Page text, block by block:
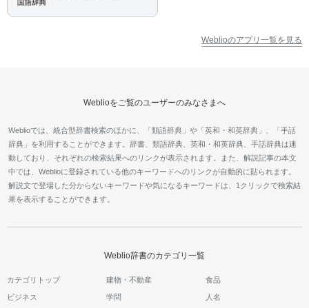
Weblioのアプリ一覧を見る
Weblioをご覧のユーザーのみなさまへ
Weblioでは、統合型辞書検索のほかに、「類語辞典」や「英和・和英辞典」、「手話
辞典」を利用することができます。辞書、類語辞典、英和・和英辞典、手話辞典は連
動しており、それぞれの検索結果へのリンクが表示されます。また、解説記事の本文
中では、Weblioに登録されている他のキーワードへのリンクが自動的に貼られます。
解説文で登場した分からないキーワードや気になるキーワードは、1クリックで検索結
果を表示することができます。
Weblio辞書のカテゴリ一覧
カテゴリトップ 建物・不動産 食品
ビジネス 学問 人名